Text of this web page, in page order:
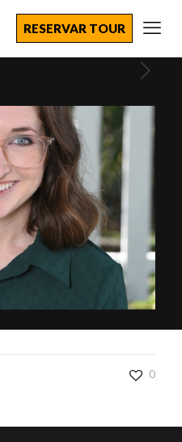
RESERVAR TOUR
0